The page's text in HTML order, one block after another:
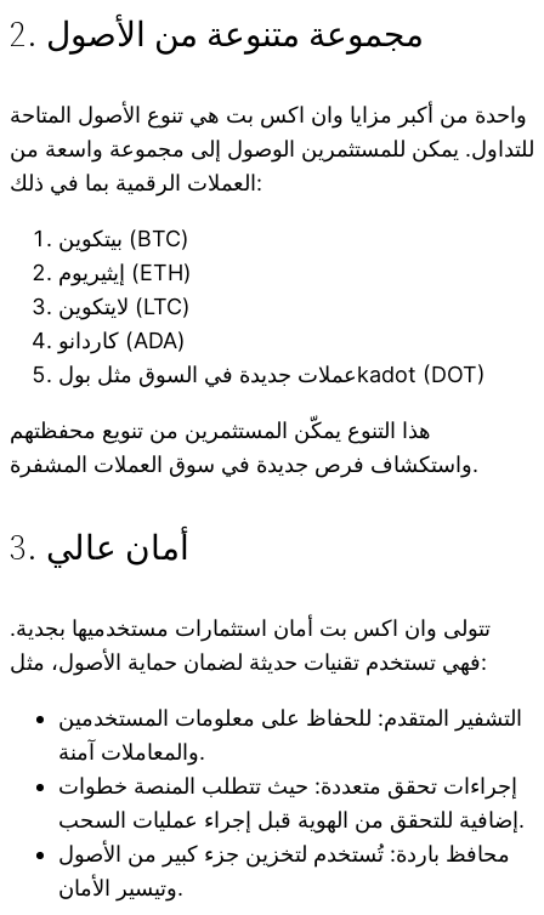
2. مجموعة متنوعة من الأصول
واحدة من أكبر مزايا وان اكس بت هي تنوع الأصول المتاحة
للتداول. يمكن للمستثمرين الوصول إلى مجموعة واسعة من
العملات الرقمية بما في ذلك:
بيتكوين (BTC)
إيثيريوم (ETH)
لايتكوين (LTC)
كاردانو (ADA)
عملات جديدة في السوق مثل بولkadot (DOT)
هذا التنوع يمكّن المستثمرين من تنويع محفظتهم
واستكشاف فرص جديدة في سوق العملات المشفرة.
3. أمان عالي
تتولى وان اكس بت أمان استثمارات مستخدميها بجدية.
فهي تستخدم تقنيات حديثة لضمان حماية الأصول، مثل:
التشفير المتقدم: للحفاظ على معلومات المستخدمين
والمعاملات آمنة.
إجراءات تحقق متعددة: حيث تتطلب المنصة خطوات
إضافية للتحقق من الهوية قبل إجراء عمليات السحب.
محافظ باردة: تُستخدم لتخزين جزء كبير من الأصول
وتيسير الأمان.